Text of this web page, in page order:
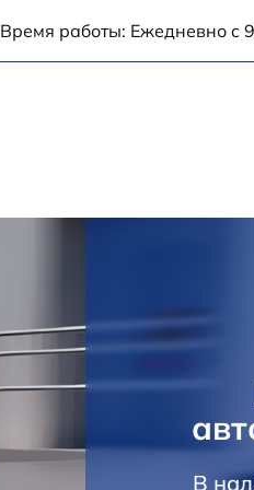
Время работы: Ежедневно c
В